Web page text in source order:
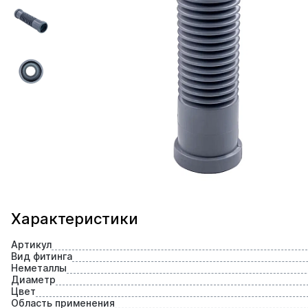
Характеристики
Артикул
Вид фитинга
Неметаллы
Диаметр
Цвет
Область применения